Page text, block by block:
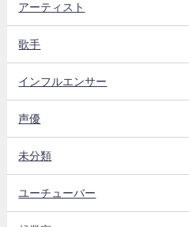
アーティスト
歌手
インフルエンサー
声優
未分類
ユーチューバー